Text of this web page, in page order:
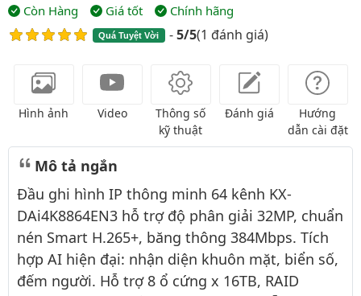
Còn Hàng Giá tốt Chính hãng
Quá Tuyệt Vời -5/5(1 đánh giá)
Hình ảnh Video
Thông số
kỹ thuật
Đánh giá
Hướng
dẫn cài đặt
Mô tả ngắn
Đầu ghi hình IP thông minh 64 kênh KX-
DAi4K8864EN3 hỗ trợ độ phân giải 32MP, chuẩn
nén Smart H.265+, băng thông 384Mbps. Tích
hợp AI hiện đại: nhận diện khuôn mặt, biển số,
đếm người. Hỗ trợ 8 ổ cứng x 16TB, RAID